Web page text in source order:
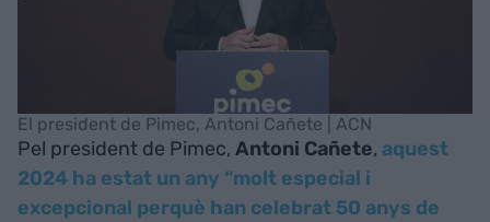
El president de Pimec, Antoni Cañete | ACN
Pel president de Pimec, Antoni Cañete, aquest
2024 ha estat un any “molt especial i
excepcional perquè han celebrat 50 anys de